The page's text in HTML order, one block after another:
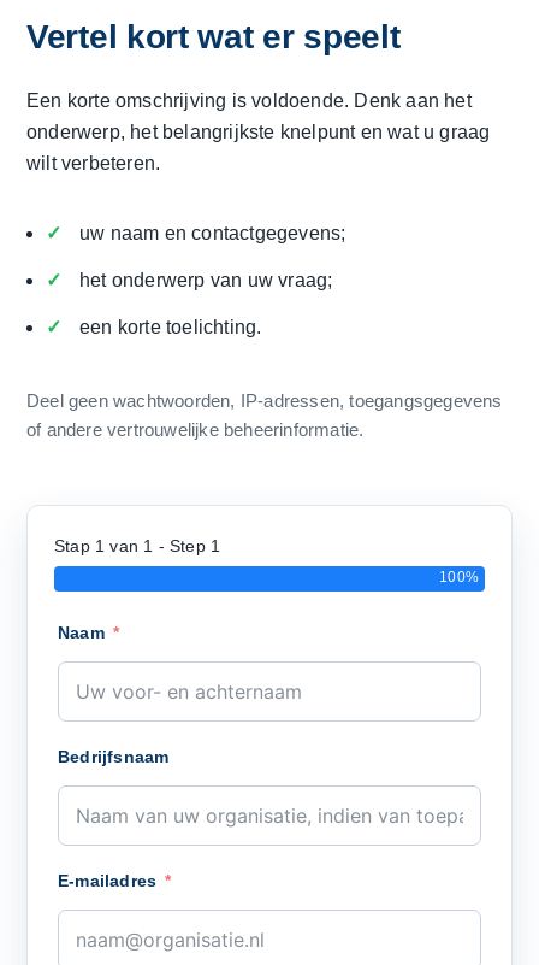
Vertel kort wat er speelt
Een korte omschrijving is voldoende. Denk aan het
onderwerp, het belangrijkste knelpunt en wat u graag
wilt verbeteren.
uw naam en contactgegevens;
het onderwerp van uw vraag;
een korte toelichting.
Deel geen wachtwoorden, IP-adressen, toegangsgegevens
of andere vertrouwelijke beheerinformatie.
Stap 1 van 1 - Step 1
100%
Naam
Bedrijfsnaam
E-mailadres